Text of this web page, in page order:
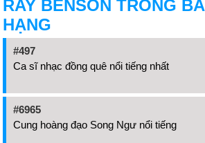
RAY BENSON TRONG
HẠNG
#497
Ca sĩ nhạc đồng quê nổi tiếng nhất
#6965
Cung hoàng đạo Song Ngư nổi tiếng